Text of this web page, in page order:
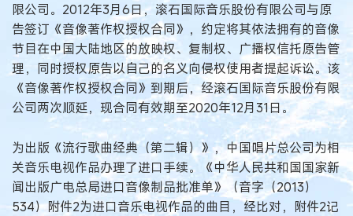
限公司。2012年3月6日，滚石国际音乐股份有限公司与原
告签订《音像著作权授权合同》，约定将其依法拥有的音像
节目在中国大陆地区的放映权、复制权、广播权信托原告管
理，同时授权原告以自己的名义向侵权使用者提起诉讼。该
《音像著作权授权合同》到期后，经滚石国际音乐股份有限
公司两次顺延，现合同有效期至2020年12月31日。
为出版《流行歌曲经典（第二辑）》，中国唱片总公司为相
关音乐电视作品办理了进口手续。《中华人民共和国国家新
闻出版广电总局进口音像制品批准单》（音字（2013）
534）附件2为进口音乐电视作品的曲目，经比对，附件2记